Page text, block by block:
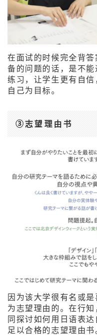
在面试的时候完全背
备的问题的话，是不
练习，让学生更有自
自己为目标。
③志望理由书
因为该大学很有名或
为志望理由的。在行
同探讨如何用日语表
足以合格的志望理由书